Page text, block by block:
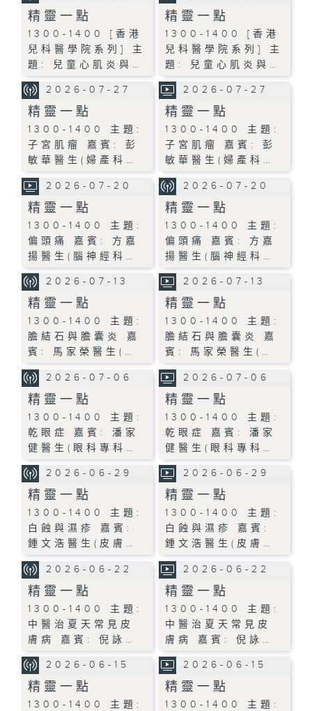
精靈一點
1300-1400 [香港
兒科醫學院系列] 主
題: 兒童心肌炎與…
精靈一點
1300-1400 [香港
兒科醫學院系列] 主
題: 兒童心肌炎與…
2026-07-27
精靈一點
1300-1400 主題:
子宮肌瘤 嘉賓: 彭
敏華醫生(婦產科…
2026-07-27
精靈一點
1300-1400 主題:
子宮肌瘤 嘉賓: 彭
敏華醫生(婦產科…
2026-07-20
精靈一點
1300-1400 主題:
偏頭痛 嘉賓: 方嘉
揚醫生(腦神經科…
2026-07-20
精靈一點
1300-1400 主題:
偏頭痛 嘉賓: 方嘉
揚醫生(腦神經科…
2026-07-13
精靈一點
1300-1400 主題:
膽結石與膽囊炎 嘉
賓: 馬家榮醫生(…
2026-07-13
精靈一點
1300-1400 主題:
膽結石與膽囊炎 嘉
賓: 馬家榮醫生(…
2026-07-06
精靈一點
1300-1400 主題:
乾眼症 嘉賓: 潘家
健醫生(眼科專科…
2026-07-06
精靈一點
1300-1400 主題:
乾眼症 嘉賓: 潘家
健醫生(眼科專科…
2026-06-29
精靈一點
1300-1400 主題:
白蝕與濕疹 嘉賓:
鍾文浩醫生(皮膚…
2026-06-29
精靈一點
1300-1400 主題:
白蝕與濕疹 嘉賓:
鍾文浩醫生(皮膚…
2026-06-22
精靈一點
1300-1400 主題:
中醫治夏天常見皮
膚病 嘉賓: 倪詠…
2026-06-22
精靈一點
1300-1400 主題:
中醫治夏天常見皮
膚病 嘉賓: 倪詠…
2026-06-15
精靈一點
1300-1400 主題:
2026-06-15
精靈一點
1300-1400 主題: